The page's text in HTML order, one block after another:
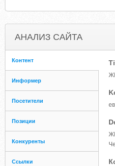
АНАЛИЗ САЙТА
Контент
Информер
Посетители
Позиции
Конкуренты
Ссылки